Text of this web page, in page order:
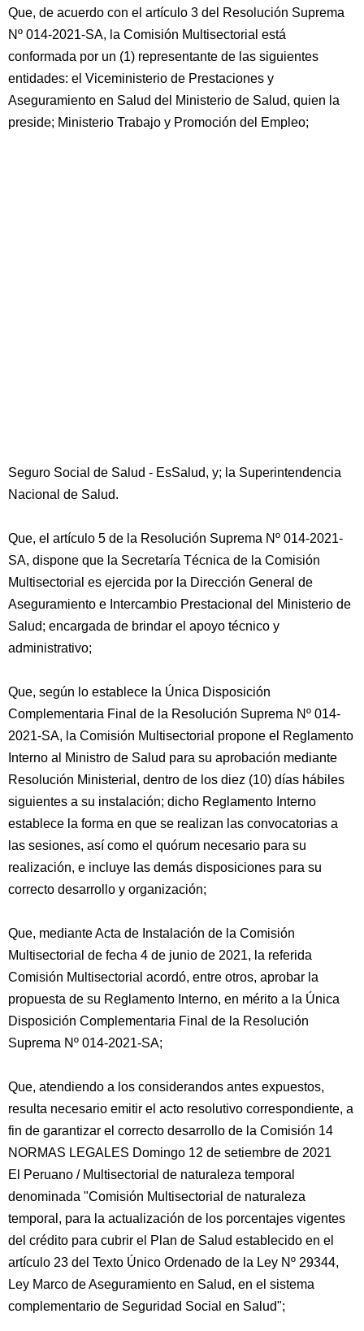
Que, de acuerdo con el artículo 3 del Resolución Suprema
Nº 014-2021-SA, la Comisión Multisectorial está
conformada por un (1) representante de las siguientes
entidades: el Viceministerio de Prestaciones y
Aseguramiento en Salud del Ministerio de Salud, quien la
preside; Ministerio Trabajo y Promoción del Empleo;
Seguro Social de Salud - EsSalud, y; la Superintendencia
Nacional de Salud.
Que, el artículo 5 de la Resolución Suprema Nº 014-2021-
SA, dispone que la Secretaría Técnica de la Comisión
Multisectorial es ejercida por la Dirección General de
Aseguramiento e Intercambio Prestacional del Ministerio de
Salud; encargada de brindar el apoyo técnico y
administrativo;
Que, según lo establece la Única Disposición
Complementaria Final de la Resolución Suprema Nº 014-
2021-SA, la Comisión Multisectorial propone el Reglamento
Interno al Ministro de Salud para su aprobación mediante
Resolución Ministerial, dentro de los diez (10) días hábiles
siguientes a su instalación; dicho Reglamento Interno
establece la forma en que se realizan las convocatorias a
las sesiones, así como el quórum necesario para su
realización, e incluye las demás disposiciones para su
correcto desarrollo y organización;
Que, mediante Acta de Instalación de la Comisión
Multisectorial de fecha 4 de junio de 2021, la referida
Comisión Multisectorial acordó, entre otros, aprobar la
propuesta de su Reglamento Interno, en mérito a la Única
Disposición Complementaria Final de la Resolución
Suprema Nº 014-2021-SA;
Que, atendiendo a los considerandos antes expuestos,
resulta necesario emitir el acto resolutivo correspondiente, a
fin de garantizar el correcto desarrollo de la Comisión 14
NORMAS LEGALES Domingo 12 de setiembre de 2021
El Peruano / Multisectorial de naturaleza temporal
denominada "Comisión Multisectorial de naturaleza
temporal, para la actualización de los porcentajes vigentes
del crédito para cubrir el Plan de Salud establecido en el
artículo 23 del Texto Único Ordenado de la Ley Nº 29344,
Ley Marco de Aseguramiento en Salud, en el sistema
complementario de Seguridad Social en Salud";